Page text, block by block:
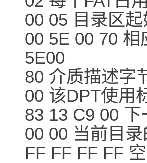
00 05 目录区
00 5E 00 70
5E00
80 介质描述字
00 该DPT使用
83 13 C9 00
00 00 当前目
FF FF FF FF